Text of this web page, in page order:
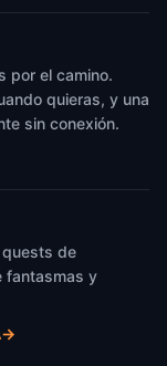
por el camino.
quieras, y una
sin conexión.
quests de
fantasmas y
→